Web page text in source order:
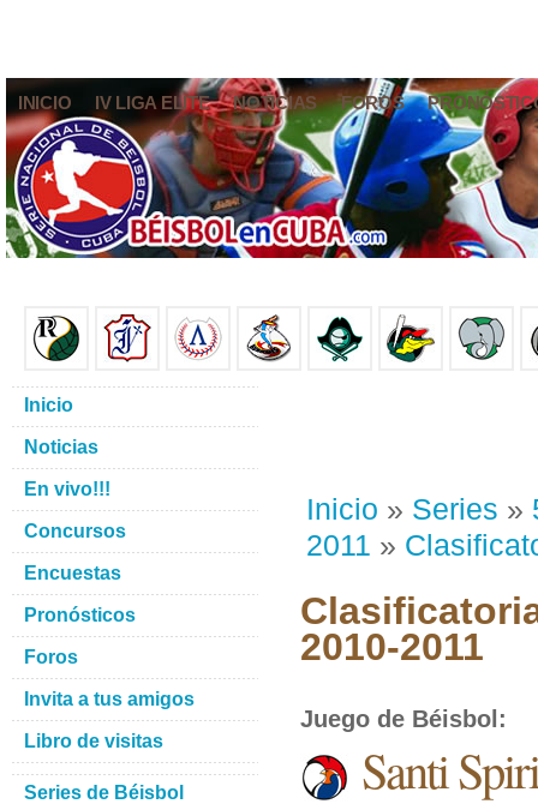
INICIO IV LIGA ELITE NOTICIAS FOROS
Inicio » Series »
2011 »
2010-2011
Juego de Béisbol :
Santi
Inicio
Noticias
En vivo!!!
Concursos
Encuestas
Pronósticos
Foros
Invita a tus amigos
Libro de visitas
Series de Béisbol